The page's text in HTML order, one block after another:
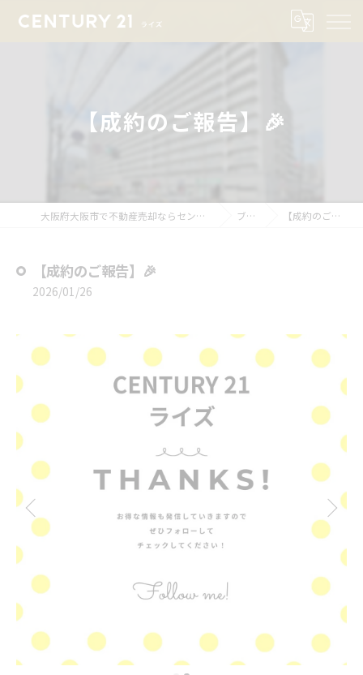
【成約のご報告】🎉
大阪府大阪市で不動産売却ならセンチュリー21ライズ ブログ 【成約のご報告】🎉
【成約のご報告】🎉
2026/01/26